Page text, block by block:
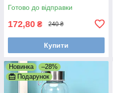
Готово до відправки
172,80 ₴ 240 ₴
Купити
Новинка
–28%
Подарунок